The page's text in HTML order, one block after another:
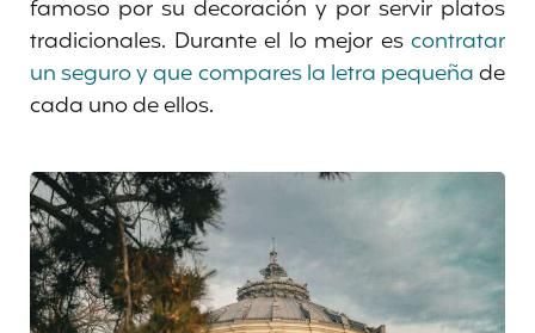
famoso por su decoración y por servir platos
tradicionales. Durante el lo mejor es contratar
un seguro y que compares la letra pequeñade
cada uno de ellos.